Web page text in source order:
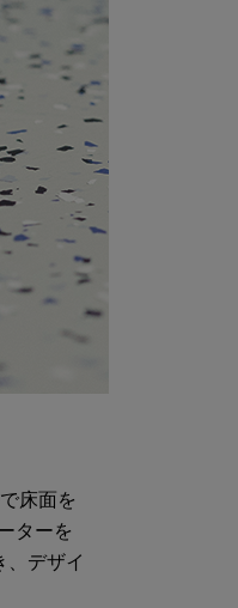
床面を
ターを
デザイ